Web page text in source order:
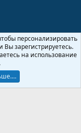
Ltd.
персонализировать
Вы зарегистрируетесь.
на использование